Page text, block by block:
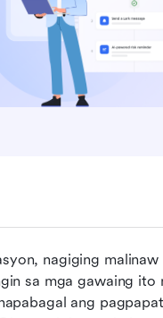
nagiging
sa mga gawaing ito
ang